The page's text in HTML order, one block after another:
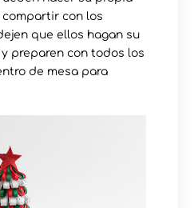
con los
que ellos hagan su
preparen con todos los
de mesa para